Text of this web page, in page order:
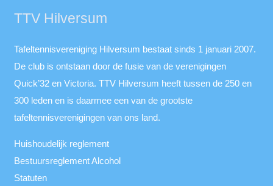
TTV Hilversum
Tafeltennisvereniging Hilversum bestaat sinds 1 januari 2007.
De club is ontstaan door de fusie van de verenigingen
Quick’32 en Victoria. TTV Hilversum heeft tussen de 250 en
300 leden en is daarmee een van de grootste
tafeltennisverenigingen van ons land.
Huishoudelijk reglement
Bestuursreglement Alcohol
Statuten